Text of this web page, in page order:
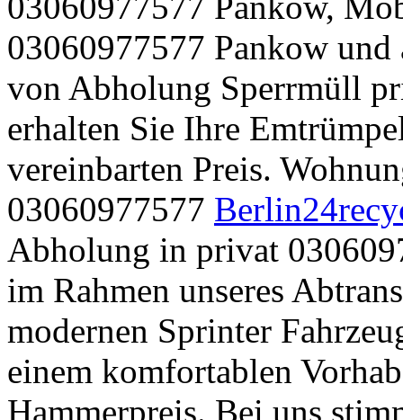
03060977577 Pankow
von Abholung Sperrmüll
erhalten Sie Ihre
vereinbarten Preis.
03060977577
Abholung in privat
im Rahmen unseres
modernen Sprinter
einem komfortablen
Hammerpreis. Bei uns